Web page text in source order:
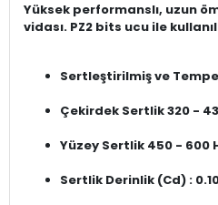
Yüksek performanslı, uzun
vidası. PZ2 bits ucu ile
Sertleştirilmiş ve
Çekirdek Sertlik 320 -
Yüzey Sertlik 450 - 600
Sertlik Derinlik (Cd) :